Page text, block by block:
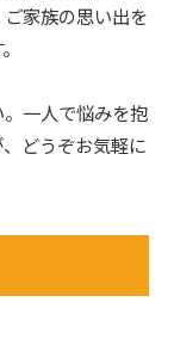
家族の思い出を
一人で悩みを抱
どうぞお気軽に